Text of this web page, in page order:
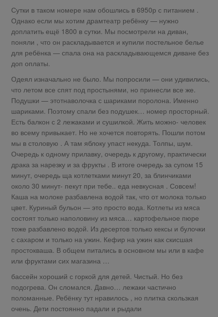
Сутки в таком номере нам обошлись в 6950р с питанием .
Однако если мы хотим драмтеатр ребёнку — нужно
доплатить ещё 1800 в сутки. Мы посмотрели на диван,
поняли , что он раскладывается и купили постельное белье
для ребёнка — спала она на раскладывающемся диване без
доп оплаты.
Одеял изначально не было. Мы попросили — они удивились,
что летом все спят под простынями, но принесли все же.
Подушки — этотнаволочка с шариками поролона. Именно
шариками. Поэтому спали без подушек… номер просторный.
Есть балкон с 2 лежаками и сушилкой. Жить можно- человек
во всему привыкает. Но не хочется повторять. Пошли потом
мы в столовую . А там яблоку упаст некуда. Толпы, шум.
Очередь к одному прилавку, очередь к другому, практически
драка за нарезку и за фрукты . В итоге очередь за супом 15
минут, очередь ща котлетками минут 20, за блинчиками
около 30 минут- пекут при тебе.. еда невкусная . Совсем!
Каша на молоке разбавлена водой так, что от молока только
цвет. Куриный бульон — это просто вода. Котлеты из мяса
состоят только наполовину из мяса… картофельное пюре
тоже разбавлено водой. Из десертов только кексы и булочки
с сахаром и только на ужин. Кефир на ужин как скисшая
простокваша. В общем питались в основном мы или в кафе
или фруктами сих магазина …
бассейн хороший с горкой для детей. Чистый. Но без
подогрева. Он сломался. Давно… лежаки частично
поломанные. Ребёнку тут нравилось , но плитка скользкая
очень. Дети постоянно падали и рыдали